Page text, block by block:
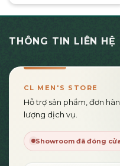
THÔNG TIN LIÊN HỆ
CL MEN'S STORE
Hỗ trợ sản phẩm, đơn
lượng dịch vụ.
Showroom đã đóng